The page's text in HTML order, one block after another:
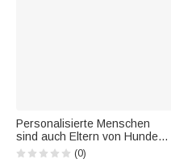
Personalisierte Menschen
sind auch Eltern von Hunden
Handytasche
(0)